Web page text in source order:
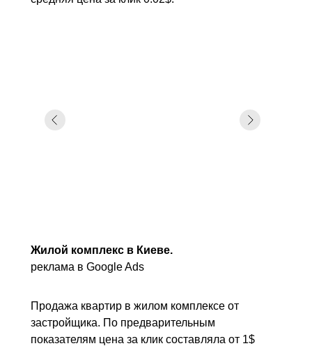
Жилой комплекс в Киеве.
реклама в Google Ads
Продажа квартир в жилом комплексе от
застройщика. По предварительным
показателям цена за клик составляла от 1$